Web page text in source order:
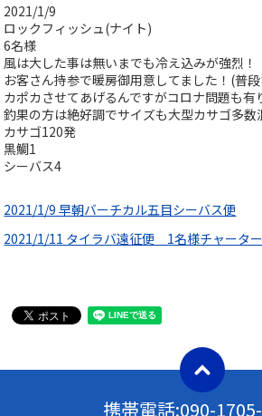
2021/1/9
ロックフィッシュ(ナイト)
6名様
風は大した事は無いまでも冷え込みが強烈！
お客さん持参で暖房御用意してました！(普
カポカさせてあげるんですがコロナ問題も有
釣果の方は絶好調でサイズも大型カサゴ多数
カサゴ120発
黒鯛1
シーバス4
2021/1/9 早朝バーチカル五目シーバス便
2021/1/11 タイラバ遠征便 1名様チャーター
携帯電話:090-